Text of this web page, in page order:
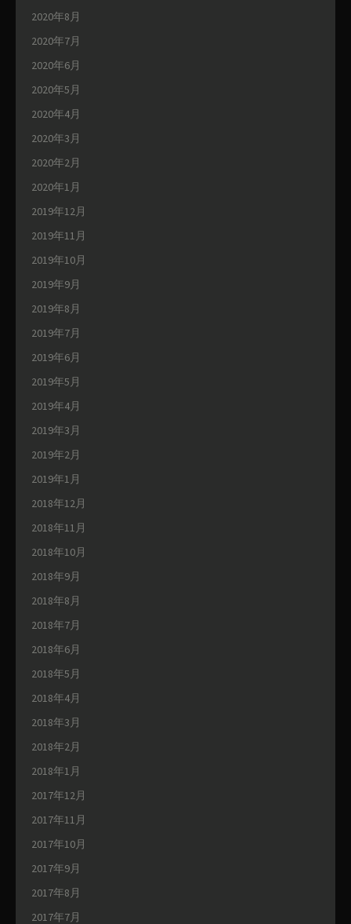
2020年8月
2020年7月
2020年6月
2020年5月
2020年4月
2020年3月
2020年2月
2020年1月
2019年12月
2019年11月
2019年10月
2019年9月
2019年8月
2019年7月
2019年6月
2019年5月
2019年4月
2019年3月
2019年2月
2019年1月
2018年12月
2018年11月
2018年10月
2018年9月
2018年8月
2018年7月
2018年6月
2018年5月
2018年4月
2018年3月
2018年2月
2018年1月
2017年12月
2017年11月
2017年10月
2017年9月
2017年8月
2017年7月